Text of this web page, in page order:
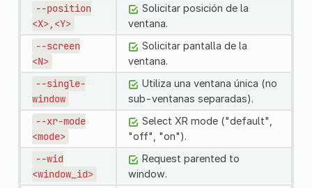
--position
<X>,<Y>
Solicitar posición de la
ventana.
--screen
<N>
Solicitar pantalla de la
ventana.
--single-
window
Utiliza una ventana única (no
sub-ventanas separadas).
--xr-mode
<mode>
Select XR mode ("default",
"off", "on").
--wid
<window_id>
Request parented to
window.